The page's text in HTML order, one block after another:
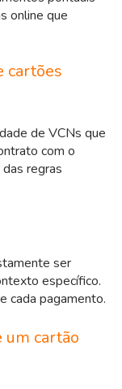
online que
cartões
de VCNs que
com o
regras
ser
específico.
cada pagamento.
um cartão